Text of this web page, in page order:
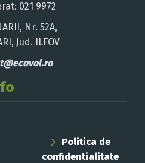
021 9972
Nr. 52A,
Jud. ILFOV
Politica de
confidentialitate